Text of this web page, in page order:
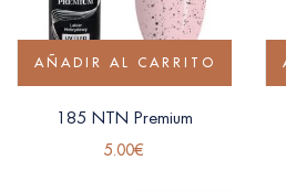
AÑADIR AL CARRITO
185 NTN Premium
5.00€